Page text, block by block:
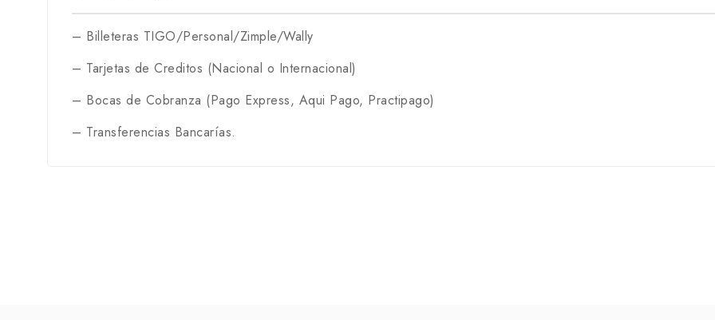
– Billeteras TIGO/Personal/Zimple/Wally
– Tarjetas de Creditos (Nacional o Internacional)
– Bocas de Cobranza (Pago Express, Aqui Pago, Practipago)
– Transferencias Bancarías.